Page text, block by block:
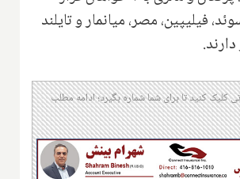
فیلیپین، مصر، میانمار و تایلند
کلیک کنید تا برای شما شماره بگیرد؛ ادامه مطلب